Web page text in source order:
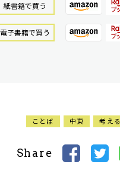
紙書籍で買う
電⼦書籍で買う
ことば 中東 考える
Share